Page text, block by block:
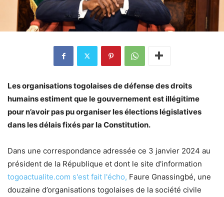
Les organisations togolaises de défense des droits
humains estiment que le gouvernement est illégitime
pour n’avoir pas pu organiser les élections législatives
dans les délais fixés par la Constitution.
Dans une correspondance adressée ce 3 janvier 2024 au
président de la République et dont le site d'information
togoactualite.com s'est fait l'écho, Faure Gnassingbé, une
douzaine d’organisations togolaises de la société civile